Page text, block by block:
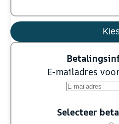
E-mailadres
Selecteer